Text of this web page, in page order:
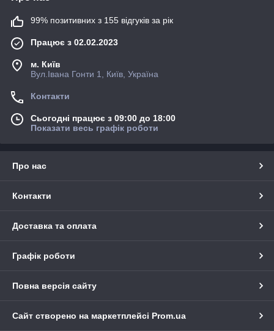
99% позитивних з 155 відгуків за рік
Працює з 02.02.2023
м. Київ
Вул.Івана Гонти 1, Київ, Україна
Контакти
Сьогодні працює з 09:00 до 18:00
Показати весь графік роботи
Про нас
Контакти
Доставка та оплата
Графік роботи
Повна версія сайту
Сайт створено на маркетплейсі Prom.ua